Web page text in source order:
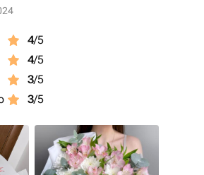
4/5
4/5
3/5
3/5